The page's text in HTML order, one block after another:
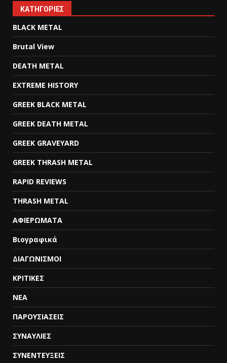
KΑΤΗΓΟΡΊΕΣ
BLACK METAL
Brutal View
DEATH METAL
EXTREME HISTORY
GREEK BLACK METAL
GREEK DEATH METAL
GREEK GRAVEYARD
GREEK THRASH METAL
RAPID REVIEWS
THRASH METAL
ΑΦΙΕΡΩΜΑΤΑ
Βιογραφικά
ΔΙΑΓΩΝΙΣΜΟΙ
ΚΡΙΤΙΚΕΣ
ΝΕΑ
ΠΑΡΟΥΣΙΑΣΕΙΣ
ΣΥΝΑΥΛΙΕΣ
ΣΥΝΕΝΤΕΥΞΕΙΣ